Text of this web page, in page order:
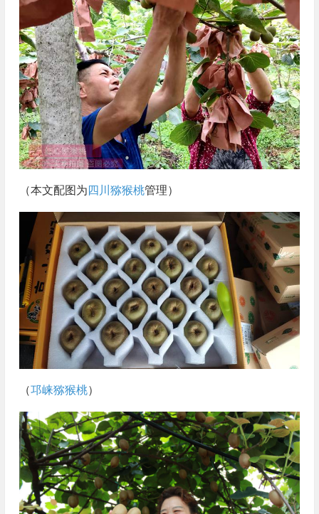
（本文配图为 四川猕猴桃管理）
（邛崃猕猴桃）